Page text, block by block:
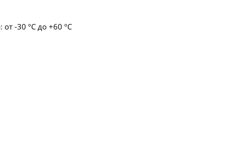
-30 ºC до +60 ºC